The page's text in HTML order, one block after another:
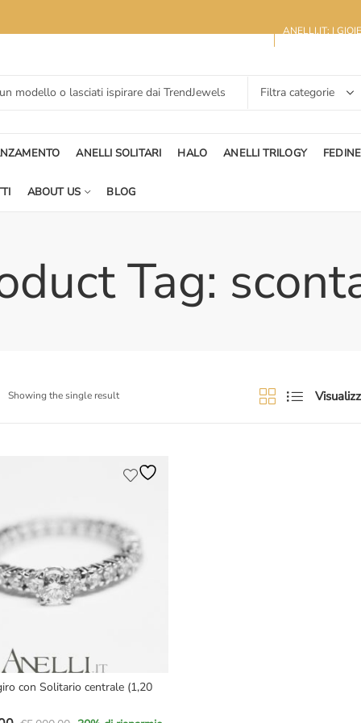
ANELLI.IT: I
ANELLI SOLITARI HALO ANELLI TRILOGY FEDINE
ABOUT US BLOG
Tag:
Showing the single result
con Solitario centrale (1,20